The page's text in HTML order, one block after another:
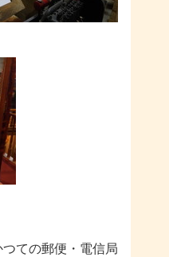
ての郵便・電信局